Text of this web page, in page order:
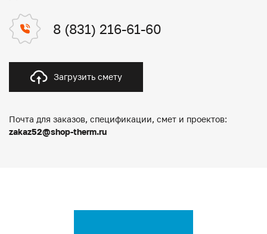
8 (831) 216-61-60
Загрузить смету
Почта для заказов, спецификации, смет и проектов:
zakaz52@shop-therm.ru